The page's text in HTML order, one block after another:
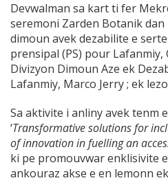
Devwalman sa kart ti fer
seremoni Zarden Botanik
dimoun avek dezabilite e
prensipal (PS) pour Lafanmiy,
Divizyon Dimoun Aze ek
Lafanmiy, Marco Jerry ; ek
Sa aktivite i anliny avek tenm
‘Transformative solutions for
of innovation in fuelling an
ki pe promouvwar enklisivite
ankouraz akse e en lemonn